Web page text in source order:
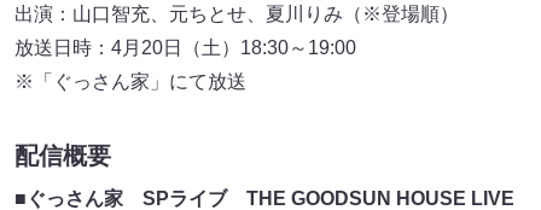
出演：山口智充、元ちとせ、夏川りみ（※登場順）
放送日時：4月20日（土）18:30～19:00
※「ぐっさん家」にて放送
配信概要
■ぐっさん家 SPライブ THE GOODSUN HOUSE LIVE